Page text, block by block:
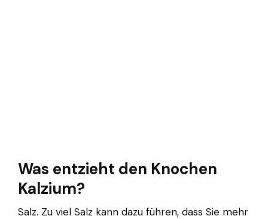
Was entzieht den Knochen
Kalzium?
Salz. Zu viel Salz kann dazu führen, dass Sie mehr